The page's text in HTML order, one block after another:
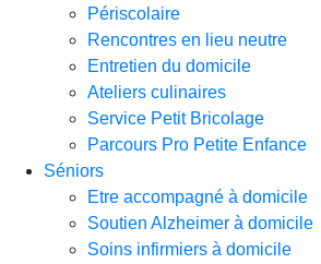
Périscolaire
Rencontres en lieu neutre
Entretien du domicile
Ateliers culinaires
Service Petit Bricolage
Parcours Pro Petite Enfance
Séniors
Etre accompagné à domicile
Soutien Alzheimer à domicile
Soins infirmiers à domicile